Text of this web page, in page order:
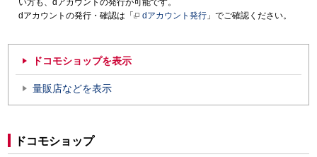
い方も、dアカウントの発行が可能です。
dアカウントの発行・確認は「
dアカウント発行 」でご確認ください。
ドコモショップを表示
量販店などを表示
ドコモショップ